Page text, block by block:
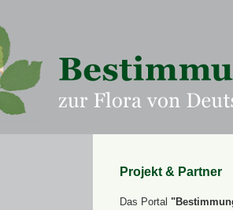
Projekt & Partner
Das Portal